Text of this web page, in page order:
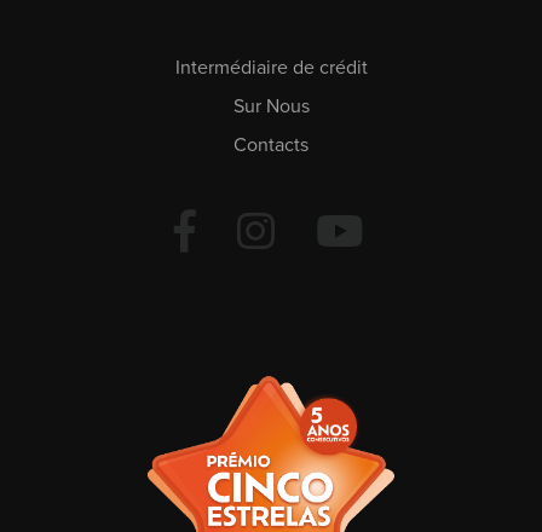
Intermédiaire de crédit
Sur Nous
Contacts